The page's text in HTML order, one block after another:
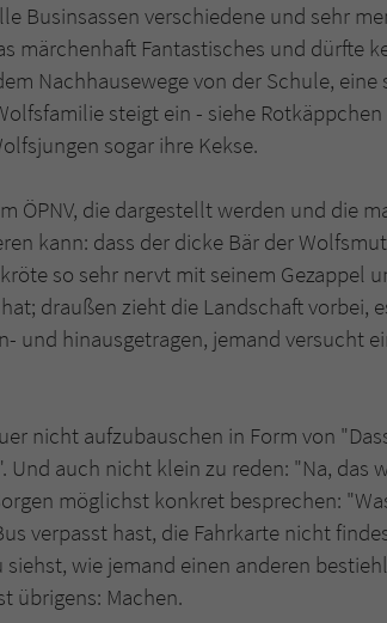
Businsassen verschiedene und sehr
märchenhaft Fantastisches und dürfte
Nachhausewege von der Schule,
steigt ein - siehe
sogar ihre Kekse.
ÖPNV, die dargestellt werden und die
kann: dass der dicke Bär der
so sehr nervt mit seinem Gezappel
draußen zieht die Landschaft vorbei,
und hinausgetragen, jemand versucht
nicht aufzubauschen in Form von
auch nicht klein zu reden: "Na, das
möglichst konkret besprechen:
verpasst hast, die Fahrkarte nicht
wie jemand einen anderen
übrigens: Machen.